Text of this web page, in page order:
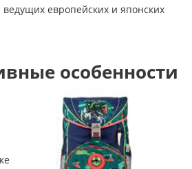
европейских и японских
особенности